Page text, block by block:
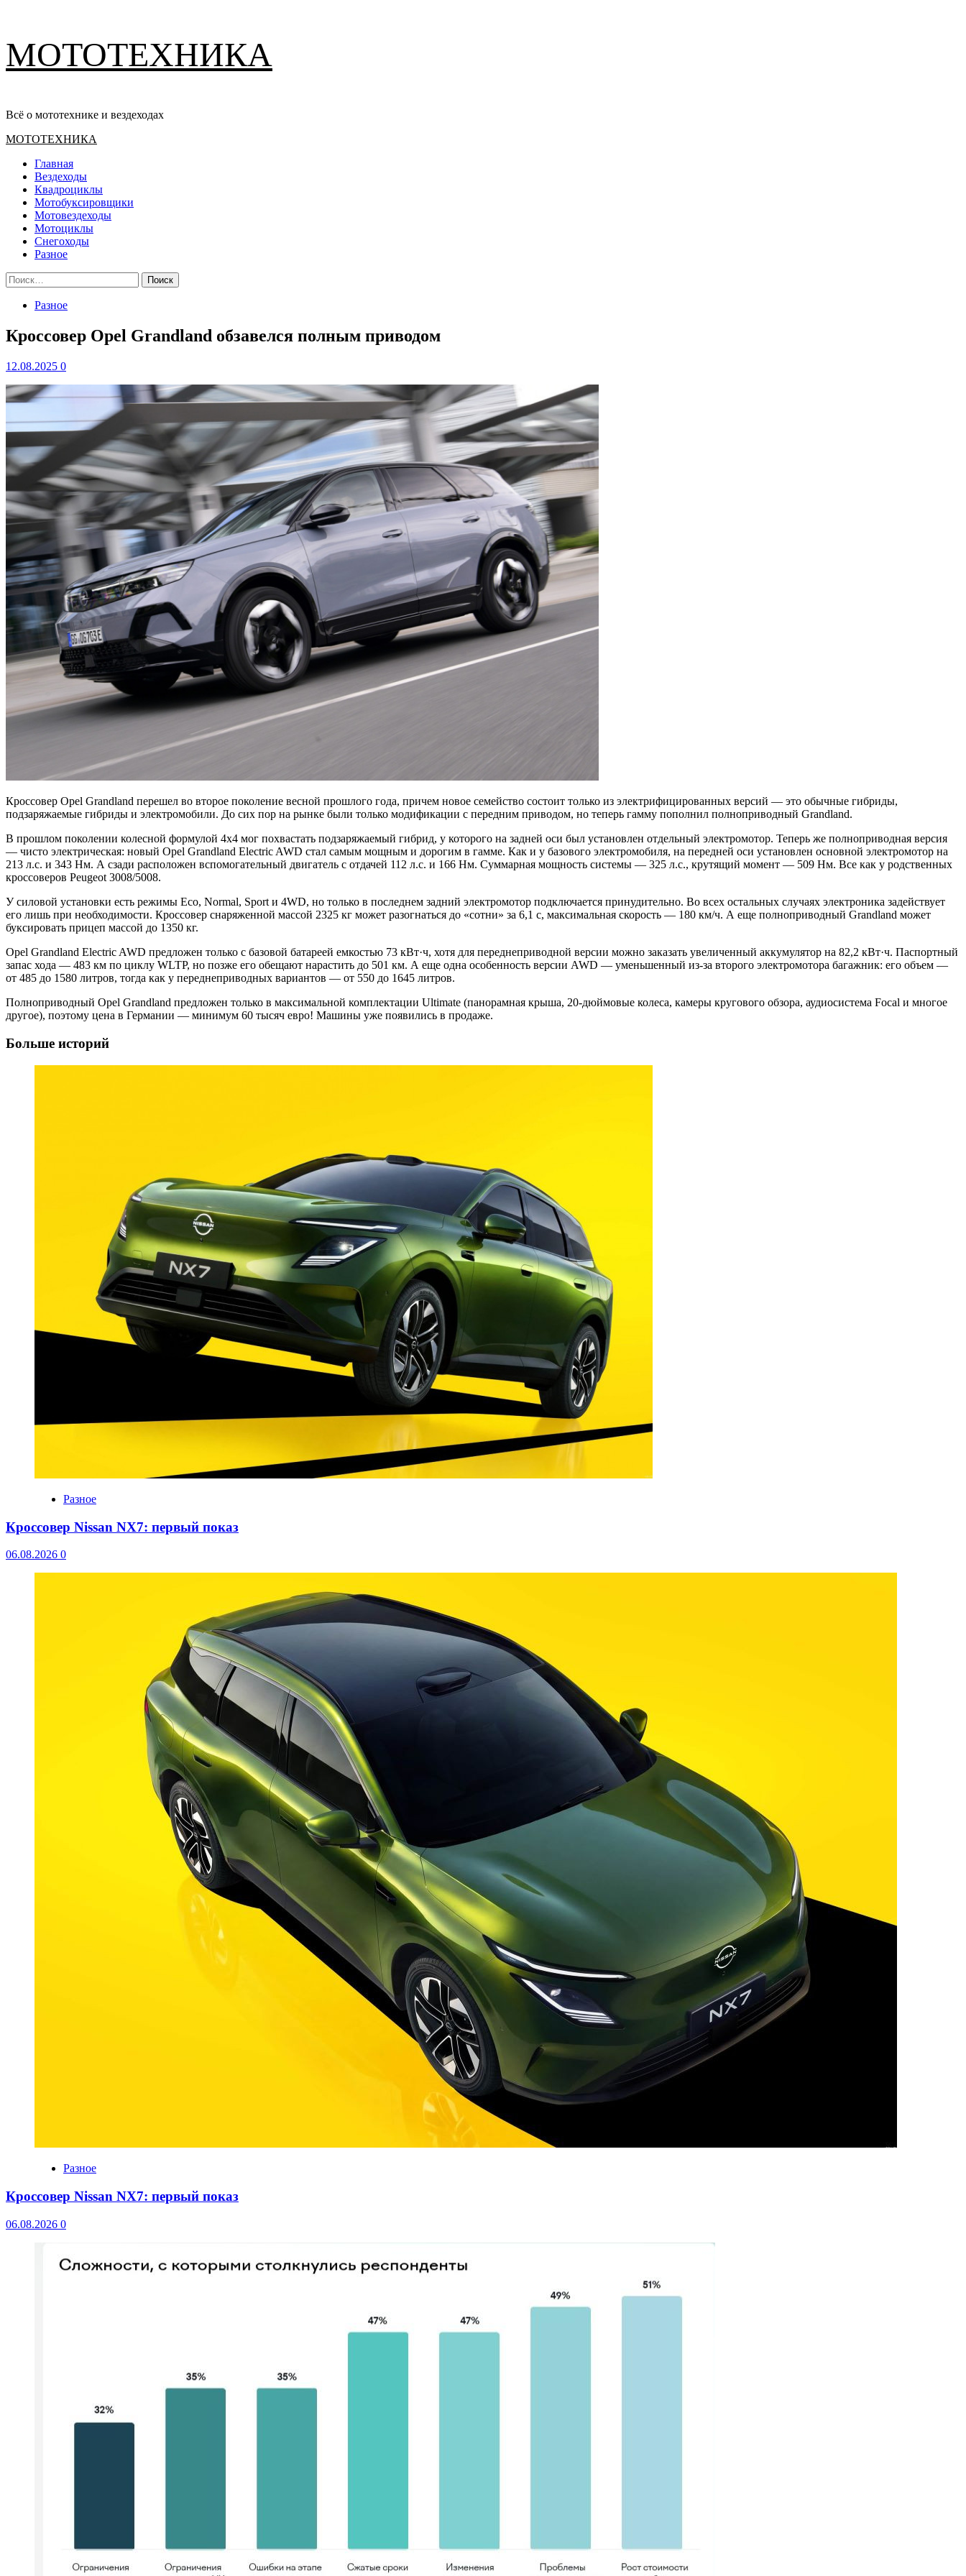
содержимому
МОТОТЕХНИКА
Всё о мототехнике и вездеходах
Основное
МОТОТЕХНИКА
Главная
Вездеходы
Квадроциклы
Мотобуксировщики
Мотовездеходы
Мотоциклы
Снегоходы
Разное
Найти:
Разное
Кроссовер Opel Grandland обзавелся полным приводом
12.08.2025 0
Кроссовер Opel Grandland перешел во второе поколение весной прошлого года, причем новое семейство состоит только из электрифицированных версий — это обычные гибриды,
подзаряжаемые гибриды и электромобили. До сих пор на рынке были только модификации с передним приводом, но теперь гамму пополнил полноприводный Grandland.
В прошлом поколении колесной формулой 4х4 мог похвастать подзаряжаемый гибрид, у которого на задней оси был установлен отдельный электромотор. Теперь же полноприводная версия
— чисто электрическая: новый Opel Grandland Electric AWD стал самым мощным и дорогим в гамме. Как и у базового электромобиля, на передней оси установлен основной электромотор на
213 л.с. и 343 Нм. А сзади расположен вспомогательный двигатель с отдачей 112 л.с. и 166 Нм. Суммарная мощность системы — 325 л.с., крутящий момент — 509 Нм. Все как у родственных
кроссоверов Peugeot 3008/5008.
У силовой установки есть режимы Eco, Normal, Sport и 4WD, но только в последнем задний электромотор подключается принудительно. Во всех остальных случаях электроника задействует
его лишь при необходимости. Кроссовер снаряженной массой 2325 кг может разогнаться до «сотни» за 6,1 с, максимальная скорость — 180 км/ч. А еще полноприводный Grandland может
буксировать прицеп массой до 1350 кг.
Opel Grandland Electric AWD предложен только с базовой батареей емкостью 73 кВт·ч, хотя для переднеприводной версии можно заказать увеличенный аккумулятор на 82,2 кВт·ч. Паспортный
запас хода — 483 км по циклу WLTP, но позже его обещают нарастить до 501 км. А еще одна особенность версии AWD — уменьшенный из-за второго электромотора багажник: его объем —
от 485 до 1580 литров, тогда как у переднеприводных вариантов — от 550 до 1645 литров.
Полноприводный Opel Grandland предложен только в максимальной комплектации Ultimate (панорамная крыша, 20-дюймовые колеса, камеры кругового обзора, аудиосистема Focal и многое
другое), поэтому цена в Германии — минимум 60 тысяч евро! Машины уже появились в продаже.
Больше историй
Разное
Кроссовер Nissan NX7: первый показ
06.08.2026 0
Разное
Кроссовер Nissan NX7: первый показ
06.08.2026 0